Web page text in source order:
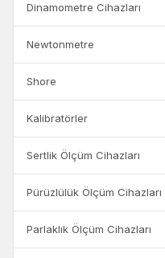
Dinamometre Cihazları
Newtonmetre
Shore
Kalibratörler
Sertlik Ölçüm Cihazları
Pürüzlülük Ölçüm Cihazları
Parlaklık Ölçüm Cihazları